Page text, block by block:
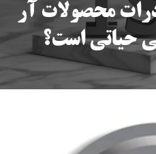
محصولات آر
حیاتی است؟